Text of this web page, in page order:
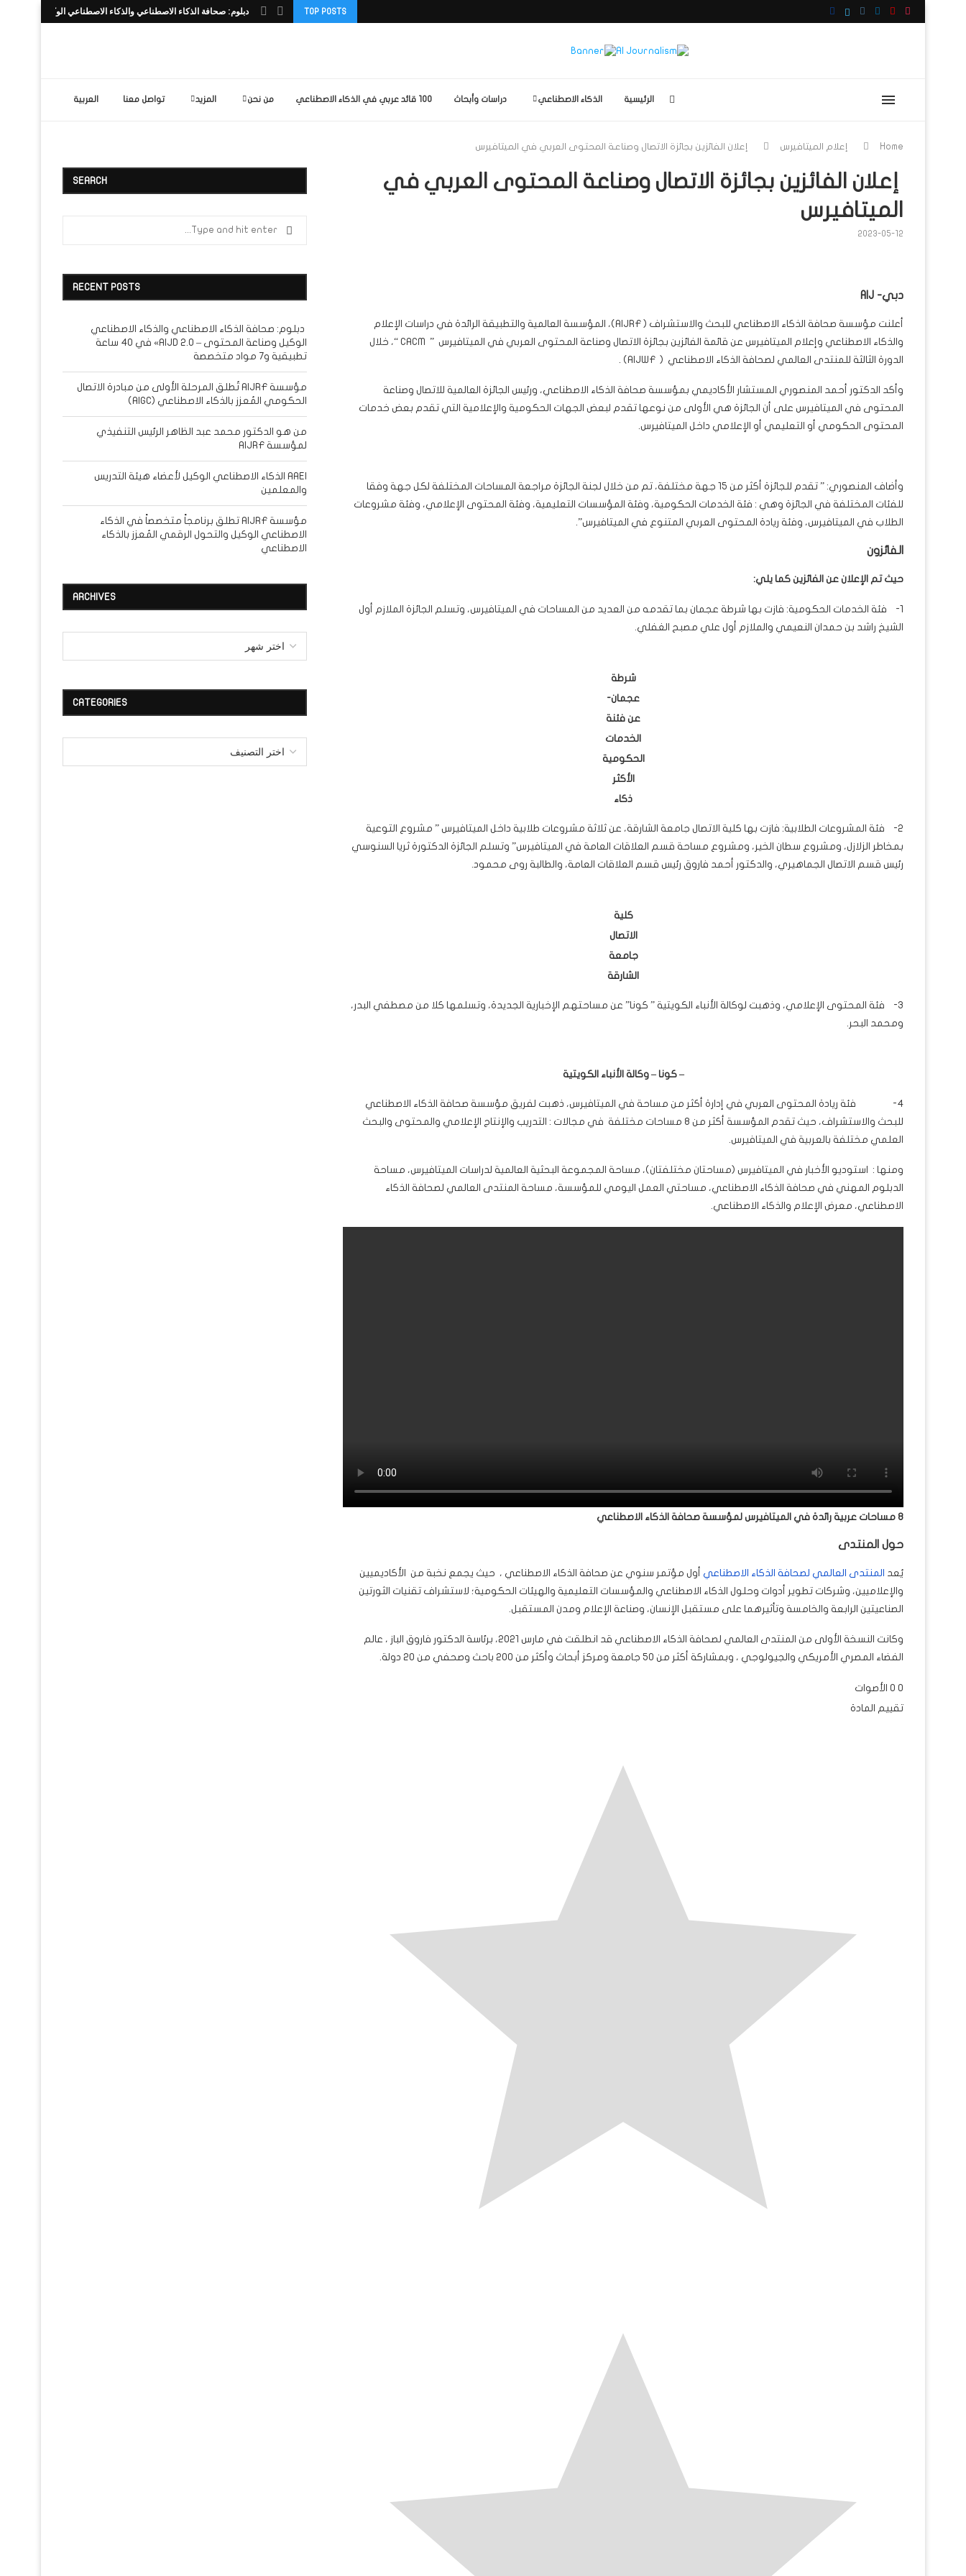
TOP POSTS دبلوم: صحافة الذكاء الاصطناعي والذكاء الاصطناعي الوكيل وصناعة...
الرئيسية الذكاء الاصطناعي دراسات وأبحاث 100 قائد عربي في الذكاء الاصطناعي من نحن المزيد تواصل معنا العربية
Home إعلام الميتافيرس إعلان الفائزين بجائزة الاتصال وصناعة المحتوى العربي في الميتافيرس
إعلان الفائزين بجائزة الاتصال وصناعة المحتوى العربي في
الميتافيرس
2023-05-12
دبي- AIJ
أعلنت مؤسسة صحافة الذكاء الاصطناعي للبحث والاستشراف ( AIJRF)، المؤسسة العالمية والتطبيقة الرائدة في دراسات الإعلام
والذكاء الاصطناعي وإعلام الميتافيرس عن قائمة الفائزين بجائزة الاتصال وصناعة المحتوى العربي في الميتافيرس ” CACM “، خلال
الدورة الثالثة للمنتدى العالمي لصحافة الذكاء الاصطناعي ( AIJWF) .
وأكد الدكتور أحمد المنصوري المستشار الأكاديمي بمؤسسة صحافة الذكاء الاصطناعي، ورئيس الجائزة العالمية للاتصال وصناعة
المحتوى في الميتافيرس على أن الجائزة هي الأولى من نوعها تقدم لبعض الجهات الحكومية والإعلامية التي تقدم بعض خدمات
المحتوى الحكومي أو التعليمي أو الإعلامي داخل الميتافيرس.
وأضاف المنصوري: ” تقدم للجائزة أكثر من 15 جهة مختلفة، تم من خلال لجنة الجائزة مراجعة المساحات المختلفة لكل جهة وفقا
للفئات المختلفة في الجائزة وهي : فئة الخدمات الحكومية، وفئة المؤسسات التعليمية، وفئة المحتوى الإعلامي، وفئة مشروعات
الطلاب في الميتافيرس، وفئة ريادة المحتوى العربي المتنوع في الميتافيرس”.
الفائزون
حيث تم الإعلان عن الفائزين كما يلي:
1- فئة الخدمات الحكومية: فازت بها شرطة عجمان بما تقدمه من العديد من المساحات في الميتافيرس، وتسلم الجائزة الملازم أول
الشيخ راشد بن حمدان النعيمي والملازم أول علي مصبح الغفلي.
شرطة
عجمان-
عن فئنة
الخدمات
الحكومية
الأكثر
ذكاء
2- فئة المشروعات الطلابية: فازت بها كلية الاتصال جامعة الشارقة، عن ثلاثة مشروعات طلابية داخل الميتافيرس ” مشروع التوعية
بمخاطر الزلازل، ومشروع سطان الخير، ومشروع مساحة قسم العلاقات العامة في الميتافيرس” وتسلم الجائزة الدكتورة ثريا السنوسي
رئيس قسم الاتصال الجماهيري، والدكتور أحمد فاروق رئيس قسم العلاقات العامة، والطالبة روى محمود.
كلية
الاتصال
جامعة
الشارقة
3- فئة المحتوى الإعلامي، وذهبت لوكالة الأنباء الكويتية ” كونا” عن مساحتهم الإخبارية الجديدة، وتسلمها كلا من مصطفي البدر،
ومحمد البحر.
– كونا – وكالة الأنباء الكويتية
4- فئة ريادة المحتوى العربي في إدارة أكثر من مساحة في الميتافيرس، ذهبت لفريق مؤسسة صحافة الذكاء الاصطناعي
للبحث والاستشراف، حيث تقدم المؤسسة أكثر من 8 مساحات مختلفة في مجالات : التدريب والإنتاج الإعلامي والمحتوى والبحث
العلمي مختلفة بالعربية في الميتافيرس.
ومنها : استوديو الأخبار في الميتافيرس (مساحتان مختلفتان)، مساحة المجموعة البحثية العالمية لدراسات الميتافيرس، مساحة
الدبلوم المهني في صحافة الذكاء الاصطناعي، مساحتي العمل اليومي للمؤسسة، مساحة المنتدى العالمي لصحافة الذكاء
الاصطناعي، معرض الإعلام والذكاء الاصطناعي.
8 مساحات عربية رائدة في الميتافيرس لمؤسسة صحافة الذكاء الاصطناعي
حول المنتدى
يُعد المنتدى العالمي لصحافة الذكاء الاصطناعي أول مؤتمر سنوي عن صحافة الذكاء الاصطناعي ، حيث يجمع نخبة من الأكاديميين
والإعلاميين، وشركات تطوير أدوات وحلول الذكاء الاصطناعي والمؤسسات التعليمية والهيئات الحكومية؛ لاستشراف تقنيات الثورتين
الصناعيتين الرابعة والخامسة وتأثيرهما على مستقبل الإنسان، وصناعة الإعلام ومدن المستقبل.
وكانت النسخة الأولى من المنتدى العالمي لصحافة الذكاء الاصطناعي قد انطلقت في مارس 2021، برئاسة الدكتور فاروق الباز ، عالم
الفضاء المصري الأمريكي والجيولوجي ، وبمشاركة أكثر من 50 جامعة ومركز أبحاث وأكثر من 200 باحث وصحفي من 20 دولة.
0
0 الأصوات
تقييم المادة
SEARCH
RECENT POSTS
دبلوم: صحافة الذكاء الاصطناعي والذكاء الاصطناعي
الوكيل وصناعة المحتوى – AIJD 2.0» في 40 ساعة
تطبيقية و7 مواد متخصصة
مؤسسة AIJRF تُطلق المرحلة الأولى من مبادرة الاتصال
الحكومي المُعزز بالذكاء الاصطناعي (AIGC)
من هو الدكتور محمد عبد الظاهر الرئيس التنفيذي
لمؤسسة AIJRF
AAEI الذكاء الاصطناعي الوكيل لأعضاء هيئة التدريس
والمعلمين
مؤسسة AIJRF تطلق برنامجاً متخصصاً في الذكاء
الاصطناعي الوكيل والتحول الرقمي المُعزز بالذكاء
الاصطناعي
ARCHIVES
CATEGORIES